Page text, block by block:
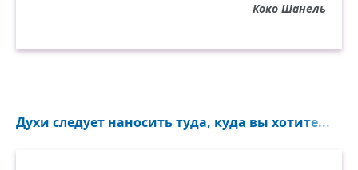
Коко Шанель
Духи следует наносить туда, куда вы хотите...